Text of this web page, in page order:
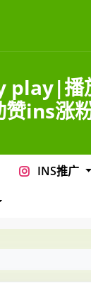
play|播
ins涨
INS推广